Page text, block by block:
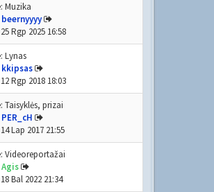
Muzika
beernyyyy
25 Rgp 2025 16:58
Lynas
kkipsas
12 Rgp 2018 18:03
Taisyklės, prizai
PER_cH
14 Lap 2017 21:55
Videoreportažai
Agis
18 Bal 2022 21:34